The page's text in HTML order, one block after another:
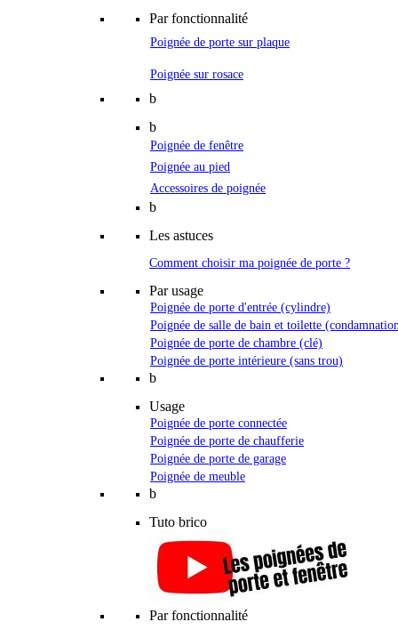
Par fonctionnalité
Poignée de porte sur plaque
Poignée sur rosace
b
b
Poignée de fenêtre
Poignée au pied
Accessoires de poignée
b
Les astuces
Comment choisir ma poignée de porte ?
Par usage
Poignée de porte d'entrée (cylindre)
Poignée de salle de bain et toilette
Poignée de porte de chambre (clé)
Poignée de porte intérieure (sans trou)
b
Usage
Poignée de porte connectée
Poignée de porte de chaufferie
Poignée de porte de garage
Poignée de meuble
b
Tuto brico
Par fonctionnalité